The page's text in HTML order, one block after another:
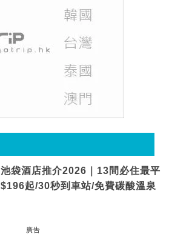
池袋酒店推介2026｜13間必住最平
$196起/30秒到車站/免費碳酸溫泉
廣告